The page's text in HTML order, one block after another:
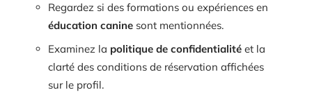
Regardez si des formations ou expériences en
éducation canine sont mentionnées.
Examinez la politique de confidentialité et la
clarté des conditions de réservation affichées
sur le profil.